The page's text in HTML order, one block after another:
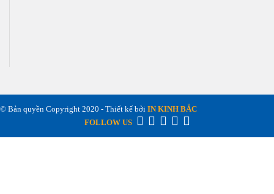
© Bản quyền Copyright 2020 - Thiết kế bởi IN KINH BẮC
FOLLOW US